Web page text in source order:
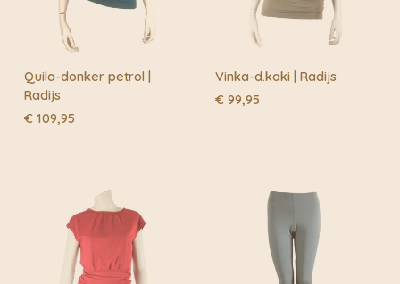
Quila-donker petrol |
Radijs
€ 109,95
Vinka-d.kaki | Radijs
€ 99,95